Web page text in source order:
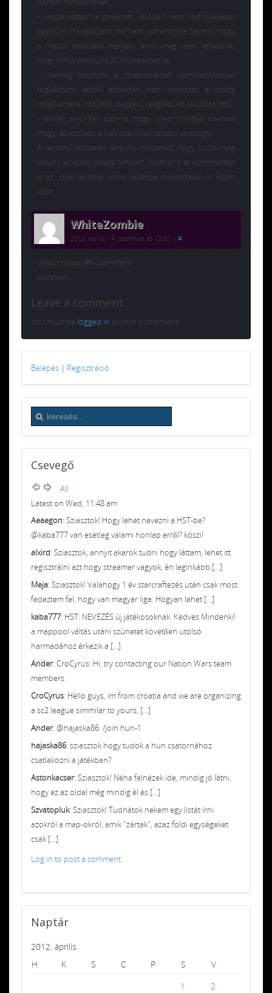
– visszanéztem a streamet, valóban nem volt tökéletes
egyikünk hangja sem, de nem volt annyira zavaró, hogy
a meccs rovására menjen. arról meg nem tehetünk,
hogy nincs pénzünk 30 k-s headset-re.
– nemrég kezdtünk el streameléssel, kommentálással
foglalkozni, ebből adódóan nem tökéletes a dolog
még(kamera irányítás, beszéd, reagálás az akciókra stb).
– ennek arról kell szólnia, hogy xy ezt csinálja, ide-oda
megy, és közben a holt időt ki kell tölteni valahogy.
A verseny kezdetén kértünk mindenkit, hogy ossza meg
velünk az építő jellegű kritikáit. Valahol a te kommented
is az, csak lehettél volna kevésbé modortalan is. Azért
kösz.
WhiteZombie
2012. április 14. szombat at 12:52 #
Válasz Kasas #6 üzenetére:
szívesen
Leave a comment
You must be logged in to post a comment.
Belépés | Regisztráció
Csevegő
All
Latest on Wed, 11:48 am
Aeaegon: Sziasztok! Hogy lehet nevezni a HST-be?
@kaba777 van esetleg valami honlap erről? köszi!
alxird: Sziasztok, annyit akarok tudni hogy láttam, lehet itt
regisztrálni azt hogy streamer vagyok, én leginkább [...]
Meja: Sziasztok! Valahogy 1 év starcraftezés után csak most
fedeztem fel, hogy van magyar liga. Hogyan lehet [...]
kaba777: HST: NEVEZÉS új játékosoknak. Kedves Mindenki!
a mappool váltás utáni szünetet követően utolsó
harmadához érkezik a [...]
Ander: CroCyrus: Hi, try contacting our Nation Wars team
members.
CroCyrus: Hello guys, im from croatia and we are organizing
a sc2 league simmilar to yours, [...]
Ander: @hajaska86: /join hun-1
hajaska86: sziasztok hogy tudok a hun csatornához
csatlakozni a játékban?
Astonkacser: Sziasztok! Néha felnézek ide, mindig jó látni,
hogy ez az oldal még mindig él és [...]
Szvatopluk: Sziasztok! Tudnátok nekem egy listát írni
azokról a map-okról, amik "zártak", azaz földi egységeket
csak [...]
Log in to post a comment.
Naptár
2012. április
H
K S C P S
V
1
2